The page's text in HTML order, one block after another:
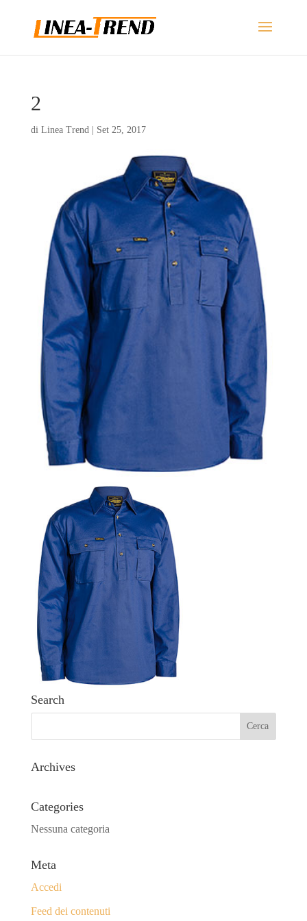
2
di Linea Trend| Set 25, 2017
Search
Archives
Categories
Nessuna categoria
Meta
Accedi
Feed dei contenuti